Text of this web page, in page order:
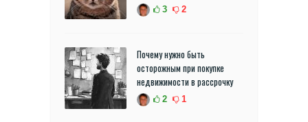
3 2
Почему нужно быть
осторожным при покупке
недвижимости в рассрочку
2 1